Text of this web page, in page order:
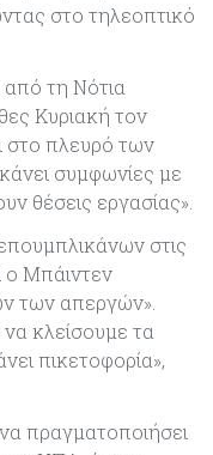
στο τηλεοπτικό
τη Νότια
Κυριακή τον
στο πλευρό των
συμφωνίες με
θέσεις εργασίας».
στις
ο Μπάιντεν
των απεργών».
κλείσουμε τα
πικετοφορία»,
πραγματοποιήσει